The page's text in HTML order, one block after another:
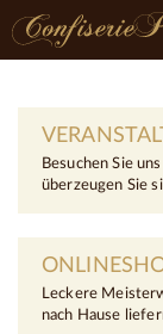
Besuchen Sie
überzeugen Sie
Leckere
nach Hause